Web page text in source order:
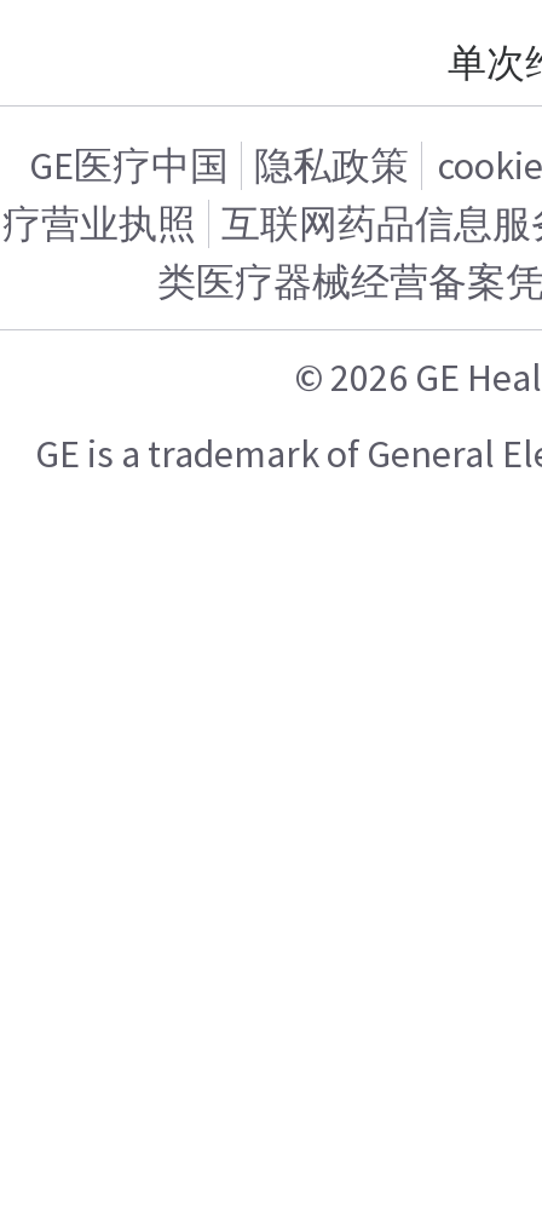
单次
GE医疗中国 隐私政策
疗营业执照 互联网药品信息服
类医疗器械经营备案
© 2026 GE
GE is a trademark of General